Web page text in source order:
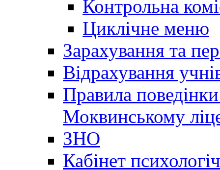
Контрольна
Циклічне меню
Зарахування та
Відрахування
Правила
Моквинському
ЗНО
Кабінет